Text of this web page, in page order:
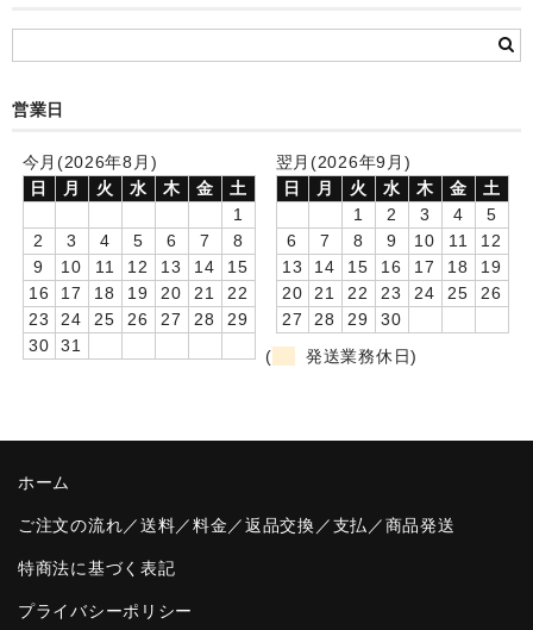
お絵かきギャラリー
園や先生への贈り物
卒業記念品
音声入りフォトフレームクロック(集合)
音声入りフォトフレームクロック(校歌)
目覚まし時計(集合)
温湿度計付目覚まし時計
営業日
今月(2026年8月)
日
月 火 水 木 金
土
1
2
3 4 5 6 7
8
9
10 11 12 13 14
15
16
17 18 19 20 21
22
23
24 25 26 27 28
29
30
31
翌月(2026年9月)
日
月 火 水 木 金
土
1
2 3 4
5
6
7 8 9 10 11
12
13
14 15 16 17 18
19
20
21 22 23 24 25
26
27
28 29
30
(
発送業務休日)
ホーム
ご注文の流れ／送料／料金／返品交換／支払／商品発送
特商法に基づく表記
プライバシーポリシー